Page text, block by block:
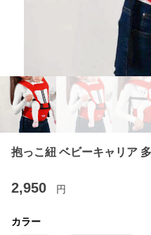
抱っこ紐 ベビーキャリア
2,950 円
カラー